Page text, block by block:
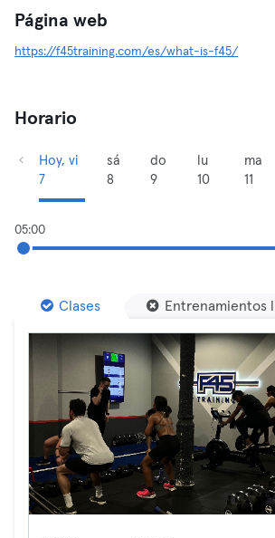
Página web
https://f45training.com/es/what-is-f45/
Horario
Hoy, vi
7
sá
8
do
9
lu
10
ma
11
05:00
Clases Entrenamientos